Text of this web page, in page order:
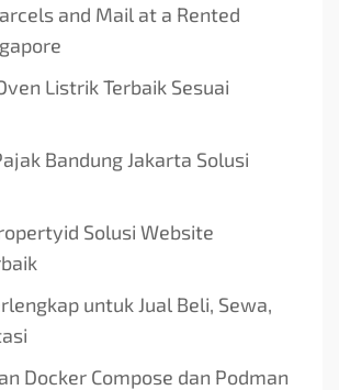
and Mail at a Rented
Listrik Terbaik Sesuai
Bandung Jakarta Solusi
Solusi Website
untuk Jual Beli, Sewa,
Docker Compose dan Podman